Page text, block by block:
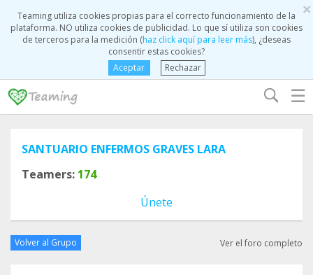
×
Teaming utiliza cookies propias para el correcto funcionamiento de la
plataforma. NO utiliza cookies de publicidad. Lo que sí utiliza son cookies
de terceros para la medición (haz click aquí para leer más), ¿deseas
consentir estas cookies?
Aceptar
Rechazar
☰
SANTUARIO ENFERMOS GRAVES LARA
Teamers: 174
Únete
Volver al Grupo Ver el foro completo